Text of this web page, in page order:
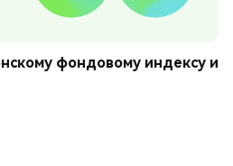
фондовому индексу и